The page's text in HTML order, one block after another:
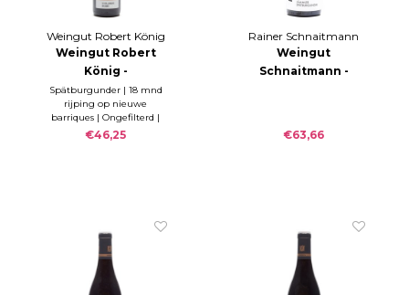
Weingut Robert König
Weingut Robert
König -
Assmannshäuser
Höllenberg ZENIT
2020
Spätburgunder | 18 mnd
rijping op nieuwe
barriques | Ongefilterd |
RZ 0,3g/l & S 6,0g/l
€46,25
Rainer Schnaitmann
Weingut
Schnaitmann -
€63,66